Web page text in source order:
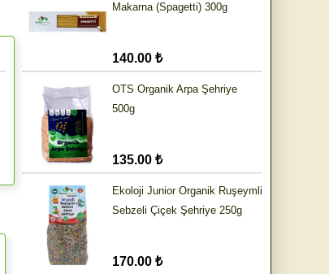
Makarna (Spagetti) 300g
140.00 ₺
OTS Organik Arpa Şehriye
500g
135.00 ₺
Ekoloji Junior Organik Ruşeymli
Sebzeli Çiçek Şehriye 250g
170.00 ₺